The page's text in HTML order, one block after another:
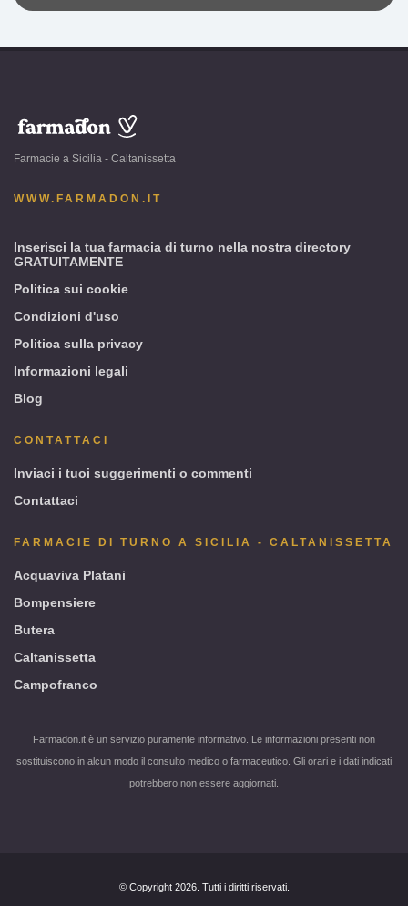
www.farmadon.it
Sicilia
Caltanissetta
Farmacie a Sicilia - Caltanissetta
WWW.FARMADON.IT
Inserisci la tua farmacia di turno nella nostra directory
GRATUITAMENTE
Politica sui cookie
Condizioni d'uso
Politica sulla privacy
Informazioni legali
Blog
CONTATTACI
Inviaci i tuoi suggerimenti o commenti
Contattaci
FARMACIE DI TURNO A SICILIA - CALTANISSETTA
Acquaviva Platani
Bompensiere
Butera
Caltanissetta
Campofranco
Farmadon.it è un servizio puramente informativo. Le informazioni presenti non
sostituiscono in alcun modo il consulto medico o farmaceutico. Gli orari e i dati indicati
potrebbero non essere aggiornati.
© Copyright 2026. Tutti i diritti riservati.